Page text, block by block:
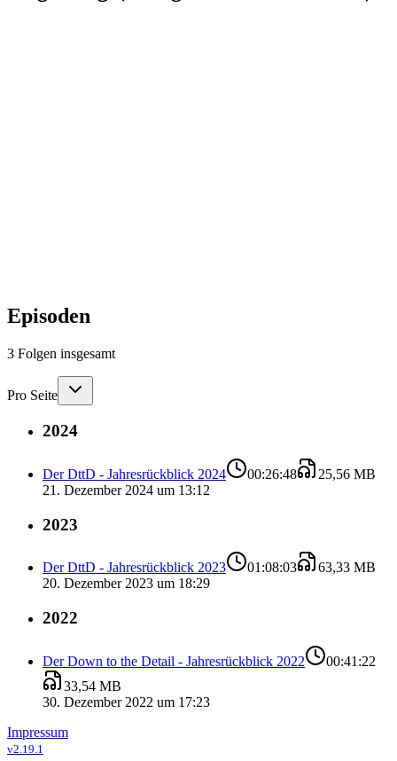
Episoden
3 Folgen insgesamt
Pro Seite
2024
Der DttD - Jahresrückblick 2024 00:26:48
25,56 MB
21. Dezember 2024 um 13:12
2023
Der DttD - Jahresrückblick 2023 01:08:03
63,33 MB
20. Dezember 2023 um 18:29
2022
Der Down to the Detail - Jahresrückblick 2022
00:41:22
33,54 MB
30. Dezember 2022 um 17:23
Impressum
v2.19.1